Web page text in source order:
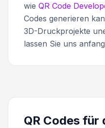
wie QR Code
Codes generieren
3D-Druckprojekte
lassen Sie uns
QR Codes